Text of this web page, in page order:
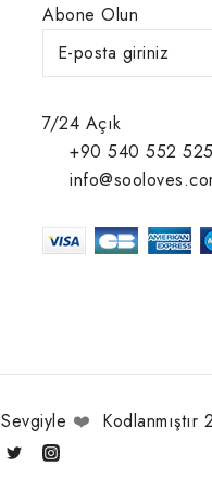
Abone Olun
7/24 Açık
+90 540 552
❤️ Kodlanmıştır